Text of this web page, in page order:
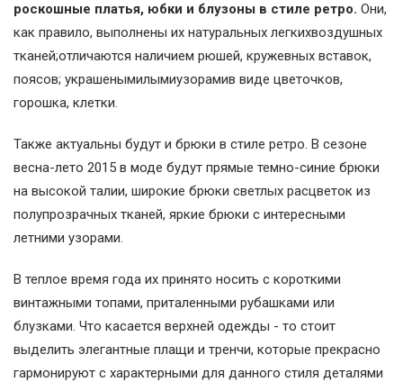
роскошные платья, юбки и блузоны в стиле ретро. Они,
как правило, выполнены их натуральных легкихвоздушных
тканей;отличаются наличием рюшей, кружевных вставок,
поясов; украшенымилымиузорамив виде цветочков,
горошка, клетки.
Также актуальны будут и брюки в стиле ретро. В сезоне
весна-лето 2015 в моде будут прямые темно-синие брюки
на высокой талии, широкие брюки светлых расцветок из
полупрозрачных тканей, яркие брюки с интересными
летними узорами.
В теплое время года их принято носить с короткими
винтажными топами, приталенными рубашками или
блузками. Что касается верхней одежды - то стоит
выделить элегантные плащи и тренчи, которые прекрасно
гармонируют с характерными для данного стиля деталями